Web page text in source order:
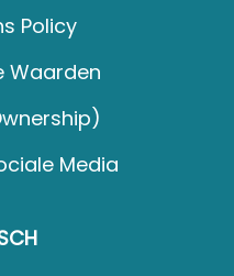
Policy
Waarden
Media